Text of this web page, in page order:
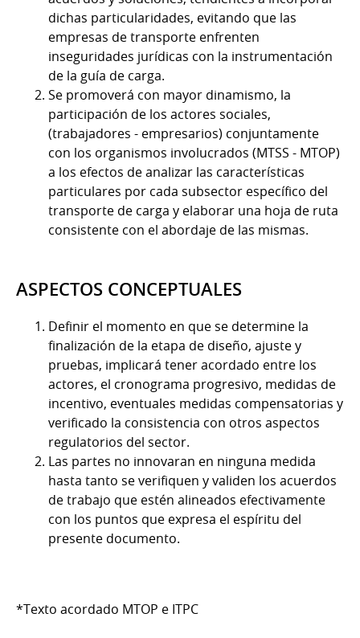
dichas particularidades, evitando que las
empresas de transporte enfrenten
inseguridades jurídicas con la instrumentación
de la guía de carga.
Se promoverá con mayor dinamismo, la
participación de los actores sociales,
(trabajadores - empresarios) conjuntamente
con los organismos involucrados (MTSS - MTOP)
a los efectos de analizar las características
particulares por cada subsector específico del
transporte de carga y elaborar una hoja de ruta
consistente con el abordaje de las mismas.
ASPECTOS CONCEPTUALES
Definir el momento en que se determine la
finalización de la etapa de diseño, ajuste y
pruebas, implicará tener acordado entre los
actores, el cronograma progresivo, medidas de
incentivo, eventuales medidas compensatorias y
verificado la consistencia con otros aspectos
regulatorios del sector.
Las partes no innovaran en ninguna medida
hasta tanto se verifiquen y validen los acuerdos
de trabajo que estén alineados efectivamente
con los puntos que expresa el espíritu del
presente documento.
*Texto acordado MTOP e ITPC